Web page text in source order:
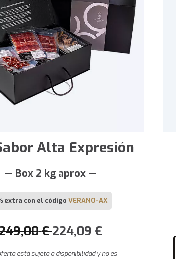
Alta Expresión
— Box 2 kg aprox —
extra con el códigoVERANO-AX
€ 224,09 €
está sujeta a disponibilidad y no es